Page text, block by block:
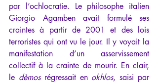
par l’ochlocratie. Le philosophe italien
Giorgio Agamben avait formulé ses
craintes à partir de 2001 et des lois
terroristes qui ont vu le jour. Il y voyait la
manifestation d’un asservissement
collectif à la crainte de mourir. En clair,
le dèmos régressait en okhlos, saisi par